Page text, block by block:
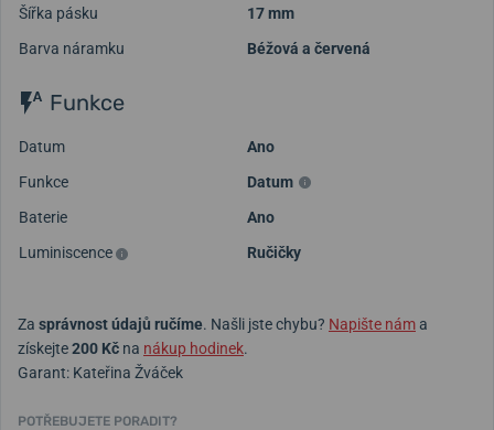
Šířka pásku
17 mm
Barva náramku
Béžová a červená
Funkce
Datum
Ano
Funkce
Datum
Baterie
Ano
Luminiscence
Ručičky
Za správnost údajů ručíme. Našli jste chybu? Napište náma
získejte200 Kč na nákup hodinek.
Garant: Kateřina Žváček
POTŘEBUJETE PORADIT?